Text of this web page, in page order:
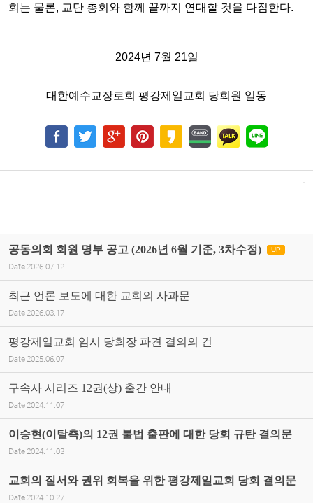
회는 물론, 교단 총회와 함께 끝까지 연대할 것을 다짐한다.
2024년 7월 21일
대한예수교장로회 평강제일교회 당회원 일동
공동의회 회원 명부 공고 (2026년 6월 기준, 3차수정) UP
Date 2026.07.12
최근 언론 보도에 대한 교회의 사과문
Date 2026.03.17
평강제일교회 임시 당회장 파견 결의의 건
Date 2025.06.07
구속사 시리즈 12권(상) 출간 안내
Date 2024.11.07
이승현(이탈측)의 12권 불법 출판에 대한 당회 규탄 결의문
Date 2024.11.03
교회의 질서와 권위 회복을 위한 평강제일교회 당회 결의문
Date 2024.10.27